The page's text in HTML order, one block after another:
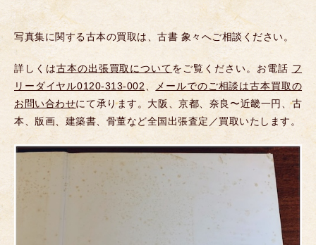
写真集に関する古本の買取は、古書 象々へご相談ください。
詳しくは古本の出張買取についてをご覧ください。お電話 フ
リーダイヤル0120-313-002、
メールでのご相談は古本買取の
お問い合わせにて承ります。大阪、京都、奈良〜近畿一円、古
本、版画、建築書、骨董など全国出張査定／買取いたします。